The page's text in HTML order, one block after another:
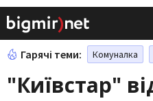
Гарячі теми: Комуналка
"Київстар"